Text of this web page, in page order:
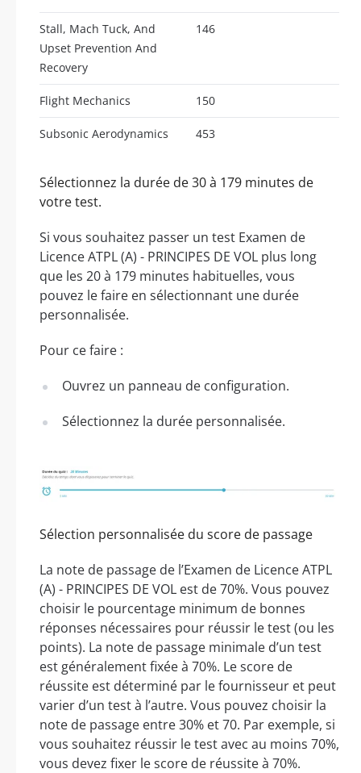
Stall, Mach Tuck, And
Upset Prevention And
Recovery
146
Flight Mechanics 150
Subsonic Aerodynamics 453
Sélectionnez la durée de 30 à 179 minutes de
votre test.
Si vous souhaitez passer un test Examen de
Licence ATPL (A) - PRINCIPES DE VOL plus long
que les 20 à 179 minutes habituelles, vous
pouvez le faire en sélectionnant une durée
personnalisée.
Pour ce faire :
Ouvrez un panneau de configuration.
Sélectionnez la durée personnalisée.
Sélection personnalisée du score de passage
La note de passage de l’Examen de Licence ATPL
(A) - PRINCIPES DE VOL est de 70%. Vous pouvez
choisir le pourcentage minimum de bonnes
réponses nécessaires pour réussir le test (ou les
points). La note de passage minimale d’un test
est généralement fixée à 70%. Le score de
réussite est déterminé par le fournisseur et peut
varier d’un test à l’autre. Vous pouvez choisir la
note de passage entre 30% et 70. Par exemple, si
vous souhaitez réussir le test avec au moins 70%,
vous devez fixer le score de réussite à 70%.